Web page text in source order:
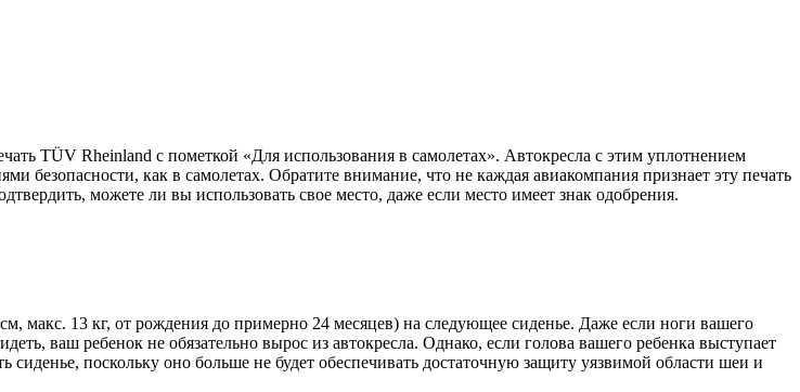
TÜV Rheinland с пометкой «Для использования в самолетах». Автокресла с этим уплотнением
безопасности, как в самолетах. Обратите внимание, что не каждая авиакомпания признает эту печать
можете ли вы использовать свое место, даже если место имеет знак одобрения.
макс. 13 кг, от рождения до примерно 24 месяцев) на следующее сиденье. Даже если ноги вашего
ваш ребенок не обязательно вырос из автокресла. Однако, если голова вашего ребенка выступает
поскольку оно больше не будет обеспечивать достаточную защиту уязвимой области шеи и